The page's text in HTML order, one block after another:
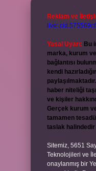
Reklam ve
Yasal Uyarı: Bu
marka, kurum
bağlantısı
kendi
haber niteliği
ve kişiler
Gerçek kurum
tamamen
taslak
Sitemiz, 5651
Teknolojileri ve
onaylanmış bir